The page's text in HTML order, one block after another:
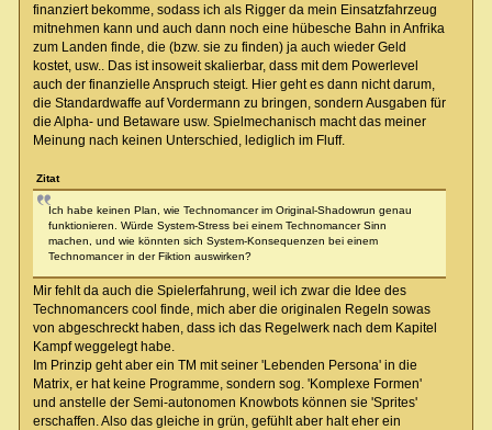
finanziert bekomme, sodass ich als Rigger da mein Einsatzfahrzeug
mitnehmen kann und auch dann noch eine hübesche Bahn in Anfrika
zum Landen finde, die (bzw. sie zu finden) ja auch wieder Geld
kostet, usw.. Das ist insoweit skalierbar, dass mit dem Powerlevel
auch der finanzielle Anspruch steigt. Hier geht es dann nicht darum,
die Standardwaffe auf Vordermann zu bringen, sondern Ausgaben für
die Alpha- und Betaware usw. Spielmechanisch macht das meiner
Meinung nach keinen Unterschied, lediglich im Fluff.
Zitat
Ich habe keinen Plan, wie Technomancer im Original-Shadowrun genau
funktionieren. Würde System-Stress bei einem Technomancer Sinn
machen, und wie könnten sich System-Konsequenzen bei einem
Technomancer in der Fiktion auswirken?
Mir fehlt da auch die Spielerfahrung, weil ich zwar die Idee des
Technomancers cool finde, mich aber die originalen Regeln sowas
von abgeschreckt haben, dass ich das Regelwerk nach dem Kapitel
Kampf weggelegt habe.
Im Prinzip geht aber ein TM mit seiner 'Lebenden Persona' in die
Matrix, er hat keine Programme, sondern sog. 'Komplexe Formen'
und anstelle der Semi-autonomen Knowbots können sie 'Sprites'
erschaffen. Also das gleiche in grün, gefühlt aber halt eher ein